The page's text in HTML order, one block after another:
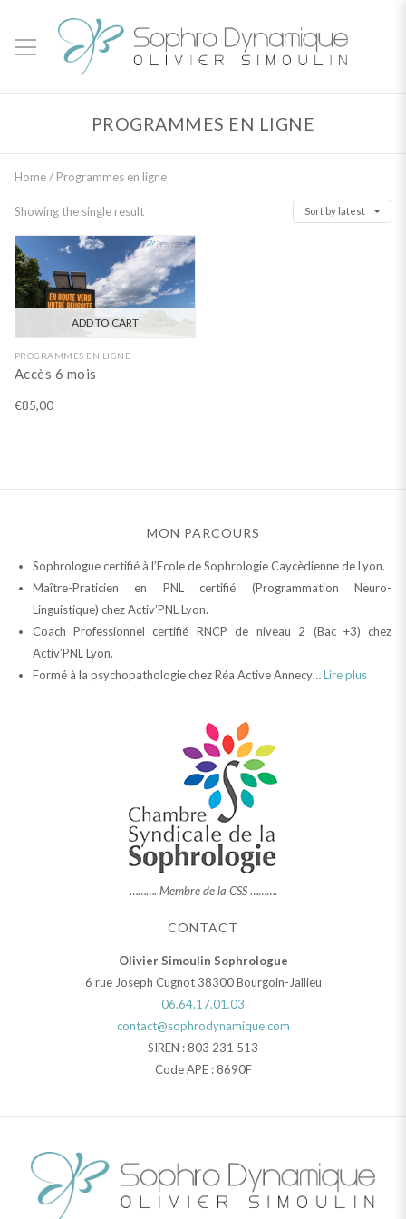
PROGRAMMES EN LIGNE
Home/ Programmes en ligne
Showing the single result Sort by latest
ADD TO CART
PROGRAMMES EN LIGNE
Accès 6 mois
€85,00
MON PARCOURS
Sophrologue certifié à l’Ecole de Sophrologie Caycèdienne de Lyon.
Maître-Praticien en PNL certifié (Programmation Neuro-
Linguistique) chez Activ’PNL Lyon.
Coach Professionnel certifié RNCP de niveau 2 (Bac +3) chez
Activ’PNL Lyon.
Formé à la psychopathologie chez Réa Active Annecy…Lire plus
………. Membre de la CSS……….
CONTACT
Olivier Simoulin Sophrologue
6 rue Joseph Cugnot 38300 Bourgoin-Jallieu
06.64.17.01.03
contact@sophrodynamique.com
SIREN : 803 231 513
Code APE : 8690F